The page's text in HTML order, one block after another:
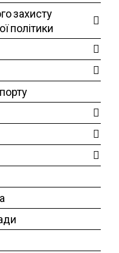
захисту
політики